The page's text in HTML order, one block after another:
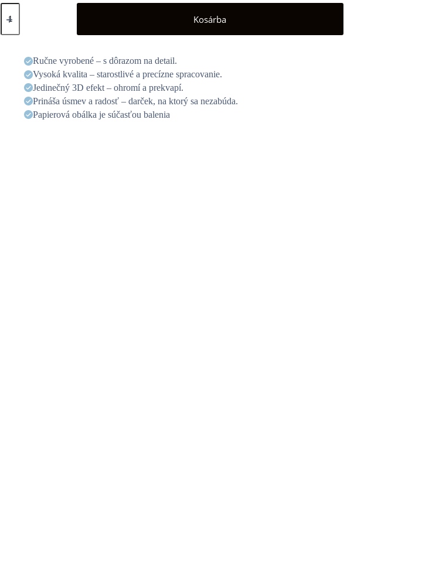
3D
üdvözlőlap
Angyal
Kosárba
Ručne vyrobené – s dôrazom na detail.
Vysoká kvalita – starostlivé a precízne spracovanie.
Jedinečný 3D efekt – ohromí a prekvapí.
Prináša úsmev a radosť – darček, na ktorý sa nezabúda.
Papierová obálka je súčasťou balenia